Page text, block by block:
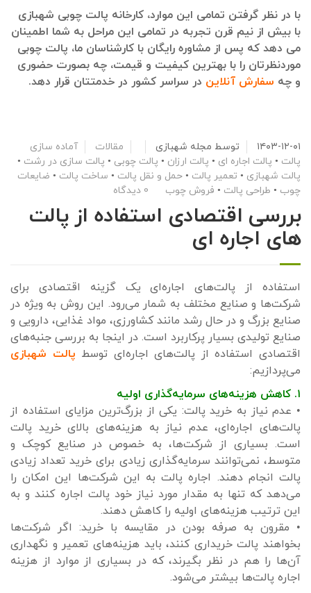
با در نظر گرفتن تمامی این موارد، کارخانه پالت چوبی شهبازی
با بیش از نیم قرن تجربه در تمامی این مراحل به شما اطمینان
می دهد که پس از مشاوره رایگان با کارشناسان ما، پالت چوبی
موردنظرتان را با بهترین کیفیت و قیمت، چه بصورت حضوری
و چه سفارش آنلاین در سراسر کشور در خدمتتان قرار دهد.
۱۴۰۳-۱۲-۰۱ توسط مجله شهبازی مقالات
آماده سازی
پالت • پالت اجاره ای • پالت ارزان • پالت چوبی • پالت سازی در رشت •
پالت شهبازی • تعمیر پالت • حمل و نقل پالت • ساخت پالت • ضایعات
چوب • طراحی پالت • فروش چوب 0 دیدگاه
بررسی اقتصادی استفاده از پالت
های اجاره ای
استفاده از پالت‌های اجاره‌ای یک گزینه اقتصادی برای
شرکت‌ها و صنایع مختلف به شمار می‌رود. این روش به ویژه در
صنایع بزرگ و در حال رشد مانند کشاورزی، مواد غذایی، دارویی و
صنایع تولیدی بسیار پرکاربرد است. در اینجا به بررسی جنبه‌های
اقتصادی استفاده از پالت‌های اجاره‌ای توسط پالت شهبازی
می‌پردازیم:
۱. کاهش هزینه‌های سرمایه‌گذاری اولیه
• عدم نیاز به خرید پالت: یکی از بزرگ‌ترین مزایای استفاده از
پالت‌های اجاره‌ای، عدم نیاز به هزینه‌های بالای خرید پالت
است. بسیاری از شرکت‌ها، به خصوص در صنایع کوچک و
متوسط، نمی‌توانند سرمایه‌گذاری زیادی برای خرید تعداد زیادی
پالت انجام دهند. اجاره پالت به این شرکت‌ها این امکان را
می‌دهد که تنها به مقدار مورد نیاز خود پالت اجاره کنند و به
این ترتیب هزینه‌های اولیه را کاهش دهند.
• مقرون به صرفه بودن در مقایسه با خرید: اگر شرکت‌ها
بخواهند پالت خریداری کنند، باید هزینه‌های تعمیر و نگهداری
آن‌ها را هم در نظر بگیرند، که در بسیاری از موارد از هزینه
اجاره پالت‌ها بیشتر می‌شود.